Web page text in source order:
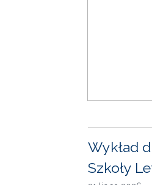
Wykład
Szkoły